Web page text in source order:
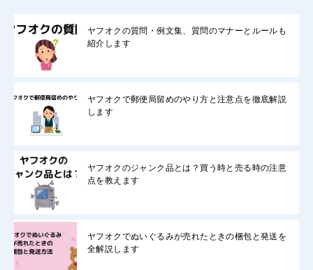
ヤフオクの質問・例文集、質問のマナーとルールも
紹介します
ヤフオクで郵便局留めのやり方と注意点を徹底解説
します
ヤフオクのジャンク品とは？買う時と売る時の注意
点を教えます
ヤフオクでぬいぐるみが売れたときの梱包と発送を
全解説します